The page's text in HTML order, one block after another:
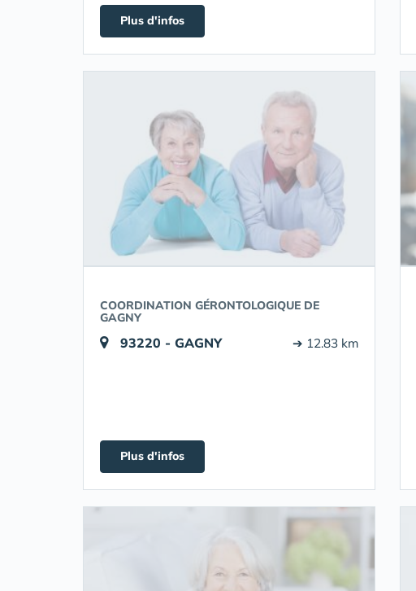
Plus d'infos
COORDINATION GÉRONTOLOGIQUE DE
GAGNY
93220 - GAGNY ➔ 12.83 km
Plus d'infos